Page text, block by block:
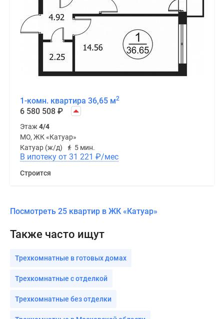
1-комн. квартира 36,65 м2
6 580 508 ₽
Этаж4/4
МО, ЖК «Катуар»
Катуар (ж/д)
5 мин.
В ипотеку от 31 221 ₽/мес
Строится
Посмотреть 25 квартир в ЖК «Катуар»
Также часто ищут
Трехкомнатные в готовых домах
Трехкомнатные с отделкой
Трехкомнатные без отделки